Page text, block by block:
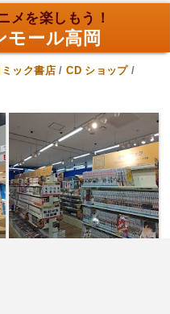
メを楽しもう！
モール高岡
ミック書店/CD ショップ/